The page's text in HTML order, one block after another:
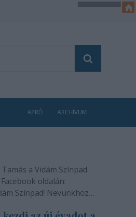
APRÓ ARCHÍVUM
a Vidám Színpad
oldalán:
Színpad! Nevünkhöz